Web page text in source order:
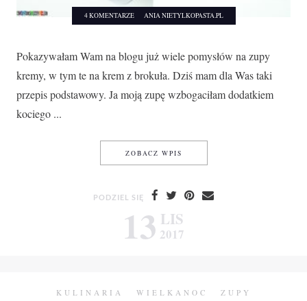
4 KOMENTARZE ANIA NIETYLKOPASTA.PL
Pokazywałam Wam na blogu już wiele pomysłów na zupy
kremy, w tym te na krem z brokuła. Dziś mam dla Was taki
przepis podstawowy. Ja moją zupę wzbogaciłam dodatkiem
kociego ...
13 LIS
2017
ZOBACZ WPIS
PODZIEL SIĘ
KULINARIA WIELKANOC
ZUPY